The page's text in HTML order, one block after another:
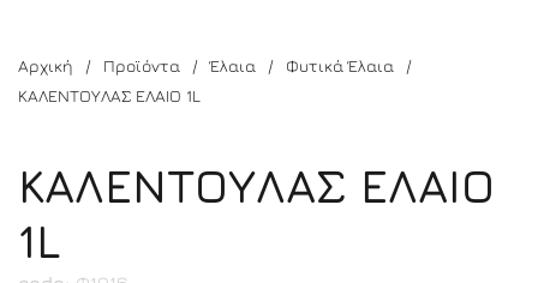
Αρχική Προϊόντα Έλαια
Φυτικά Έλαια
ΚΑΛΕΝΤΟΥΛΑΣ ΕΛΑΙΟ 1L
ΚΑΛΕΝΤΟΥΛΑΣ ΕΛΑΙΟ
1L